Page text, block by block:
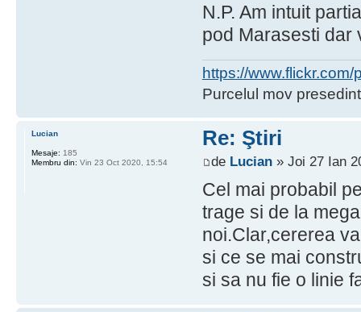
N.P. Am intuit
pod Marasesti dar
https://
Purcelul mov
Re: Ştiri
de Lucian» Joi 27 Ian
Cel mai probabil
trage si de la
noi.Clar,cererea
si ce se mai
si sa nu fie o linie
Lucian
Mesaje: 185
Membru din: Vin 23 Oct 2020, 15:54